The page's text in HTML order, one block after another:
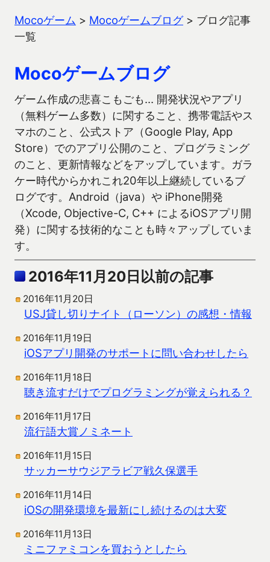
Mocoゲーム > Mocoゲームブログ> ブログ記事
一覧
Mocoゲームブログ
ゲーム作成の悲喜こもごも… 開発状況やアプリ
（無料ゲーム多数）に関すること、携帯電話やス
マホのこと、公式ストア（Google Play, App
Store）でのアプリ公開のこと、プログラミング
のこと、更新情報などをアップしています。ガラ
ケー時代からかれこれ20年以上継続しているブ
ログです。Android（java）や iPhone開発
（Xcode, Objective-C, C++ によるiOSアプリ開
発）に関する技術的なことも時々アップしていま
す。
2016年11月20日以前の記事
2016年11月20日
USJ貸し切りナイト（ローソン）の感想・情報
2016年11月19日
iOSアプリ開発のサポートに問い合わせしたら
2016年11月18日
聴き流すだけでプログラミングが覚えられる？
2016年11月17日
流行語大賞ノミネート
2016年11月15日
サッカーサウジアラビア戦久保選手
2016年11月14日
iOSの開発環境を最新にし続けるのは大変
2016年11月13日
ミニファミコンを買おうとしたら